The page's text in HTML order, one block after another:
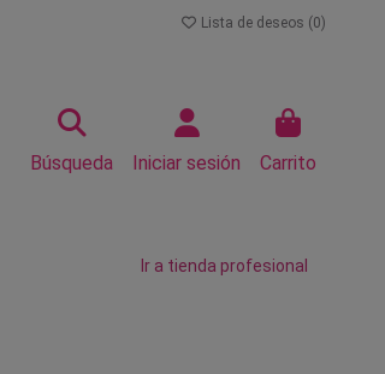
Lista de deseos (0)
Búsqueda Iniciar sesión Carrito
Ir a tienda profesional